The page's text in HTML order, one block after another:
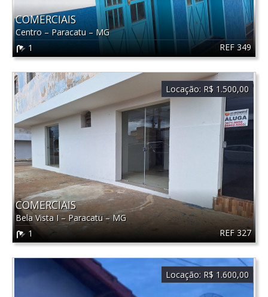
REF 349
COMERCIAIS
Centro–Paracatu–MG
1
REF 327
COMERCIAIS
Bela Vista I– Paracatu–MG
1
Locação: R$ 1.500,00
Locação: R$ 1.600,00